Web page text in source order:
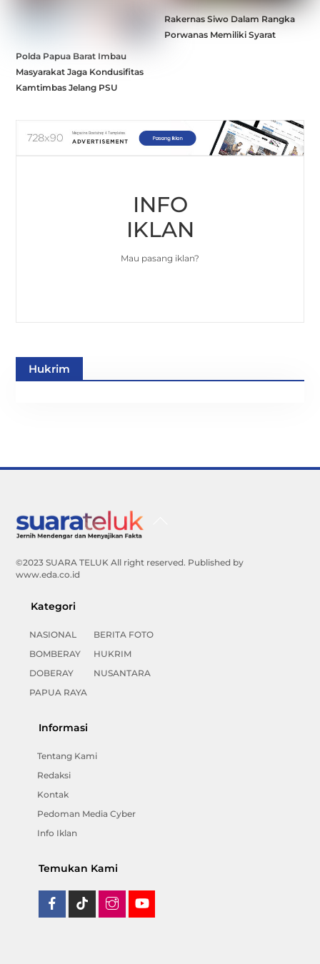
Polda Papua Barat Imbau
Masyarakat Jaga Kondusifitas
Kamtimbas Jelang PSU
Rakernas Siwo Dalam Rangka
Porwanas Memiliki Syarat
INFO
IKLAN
Mau pasang iklan?
Hukrim
©2023 SUARA TELUK All right reserved. Published by
www.eda.co.id
Kategori
NASIONAL
BOMBERAY
DOBERAY
PAPUA RAYA
BERITA FOTO
HUKRIM
NUSANTARA
Informasi
Tentang Kami
Redaksi
Kontak
Pedoman Media Cyber
Info Iklan
Temukan Kami